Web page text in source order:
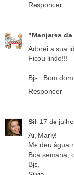
Responder
"Manjares da
Adorei a sua
Ficou lindo!!!
Bjs...Bom
Responder
Sil 17 de
Ai, Marly!
Me deu água
Boa semana,
Bjs,